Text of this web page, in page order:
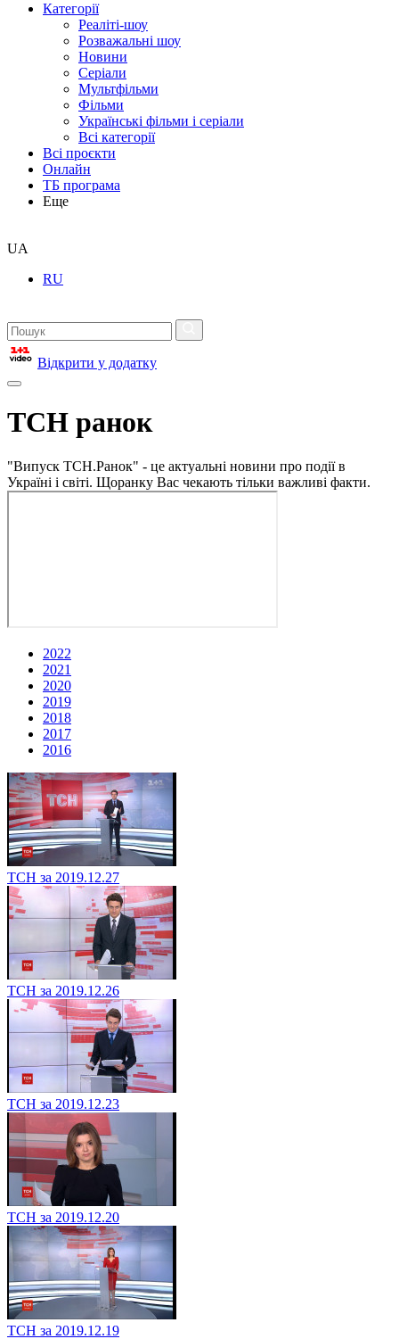
Категорії
Реаліті-шоу
Розважальні шоу
Новини
Серіали
Мультфільми
Фільми
Українські фільми і серіали
Всі категорії
Всі проєкти
Онлайн
ТБ програма
Еще
UA
RU
Відкрити у додатку
ТСН ранок
"Випуск ТСН.Ранок" - це актуальні новини про події в
Україні і світі. Щоранку Вас чекають тільки важливі факти.
2022
2021
2020
2019
2018
2017
2016
ТСН за 2019.12.27
ТСН за 2019.12.26
ТСН за 2019.12.23
ТСН за 2019.12.20
ТСН за 2019.12.19